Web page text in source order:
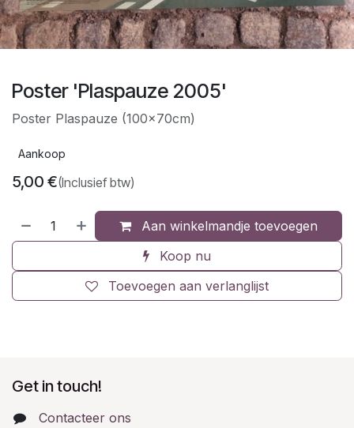
Poster 'Plaspauze 2005'
Poster Plaspauze (100x70cm)
Aankoop
5,00 €(Inclusief btw)
Aan winkelmandje toevoegen
Koop nu
Toevoegen aan verlanglijst
Get in touch!
Contacteer ons